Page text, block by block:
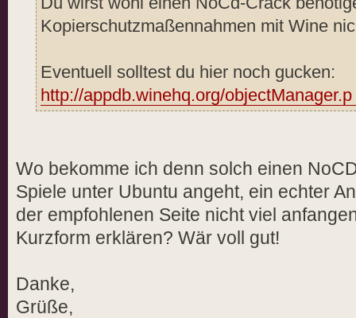
Kopierschutzmaßennahmen mit Wine
Eventuell solltest du hier noch gucken:
http://appdb.winehq.org/
Wo bekomme ich denn solch einen
Spiele unter Ubuntu angeht, ein echter
der empfohlenen Seite nicht viel
Kurzform erklären? Wär voll gut!
Danke,
Grüße,